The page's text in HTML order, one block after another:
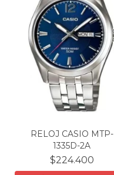
RELOJ CASIO MTP-
1335D-2A
$224.400